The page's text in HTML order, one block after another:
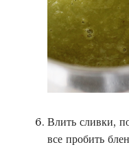
Влить сливки,
все пробить